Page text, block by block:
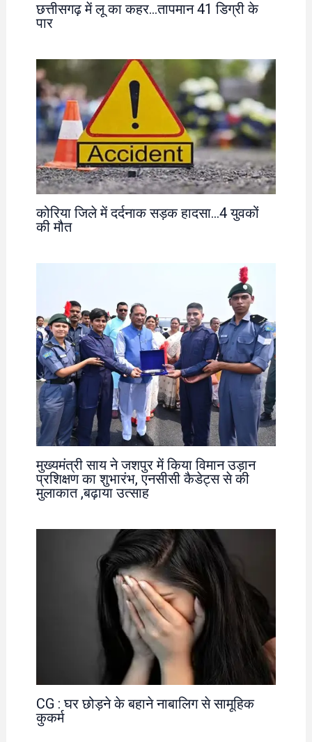
छत्तीसगढ़ में लू का कहर…तापमान 41 डिग्री के
पार
कोरिया जिले में दर्दनाक सड़क हादसा…4 युवकों
की मौत
मुख्यमंत्री साय ने जशपुर में किया विमान उड़ान
प्रशिक्षण का शुभारंभ, एनसीसी कैडेट्स से की
मुलाकात ,बढ़ाया उत्साह
CG : घर छोड़ने के बहाने नाबालिग से सामूहिक
कुकर्म